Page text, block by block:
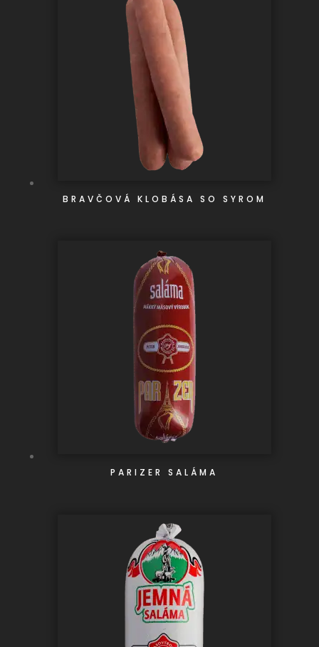
BRAVČOVÁ KLOBÁSA SO SYROM
PARIZER SALÁMA